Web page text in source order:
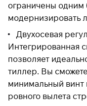
ограничены одним
модернизировать
Двухосевая
Интегрированная
позволяет
тиллер. Вы
минимальный винт
ровного вылета